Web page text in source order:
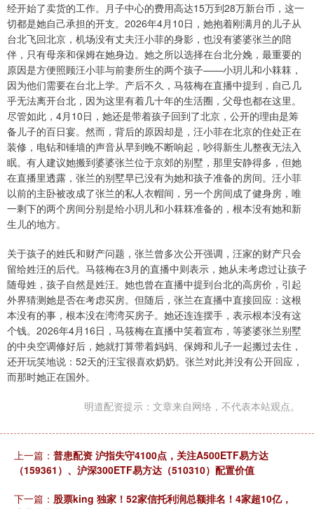
经开始了卖货的工作。月子中心的费用高达15万到28万新台币，这一
切都是她自己承担的开支。2026年4月10日，她抱着刚满月的儿子从
台北飞回北京，机场没有丈夫汪小菲的身影，也没有婆婆张兰的陪
伴，只有母亲和保姆在她身边。她之所以选择在台北分娩，最重要的
原因是方便照顾汪小菲与前妻所生的两个孩子——小玥儿和小箖箖，
因为他们需要在台北上学。产后不久，马筱梅在直播中提到，自己几
乎无法离开台北，因为这里有着几十年的生活圈，父母也都在这里。
尽管如此，4月10日，她还是带着孩子回到了北京，公开的理由是筹
备儿子的百日宴。然而，背后的原因却是，汪小菲在北京的住处正在
装修，电钻和锤墙的声音从早到晚不断响起，吵得新生儿整夜无法入
眠。有人建议她搬到婆婆张兰位于京郊的别墅，那里安静得多，但她
在直播里透露，张兰的别墅早已没有为她和孩子准备的房间。汪小菲
以前的主卧被改成了张兰的私人衣帽间，另一个房间成了健身房，唯
一剩下的两个房间分别是给小玥儿和小箖箖准备的，根本没有她和新
生儿的地方。
关于孩子的姓氏和财产问题，张兰曾多次公开强调，汪家的财产只会
留给姓汪的后代。马筱梅在3月的直播中则表示，她从未考虑过让孩子
随母姓，孩子自然是姓汪。她也曾在直播中提到台北的高房价，引起
外界猜测她是否在考虑买房。但随后，张兰在直播中直接回应：这根
本没有的事，根本没在湾湾买房子。她还连连摆手，表示根本没有这
个钱。2026年4月16日，马筱梅在直播中笑着宣布，等婆婆张兰别墅
的中央空调修好后，她就打算带着妈妈、保姆和儿子一起搬过去住，
还开玩笑地说：52天的汪宝很喜欢奶奶。张兰对此并没有公开回应，
而那时她正在国外。
明道配资提示：文章来自网络，不代表本站观点。
上一篇： 普患配资 沪指失守4100点，关注A500ETF易方达
（159361）、沪深300ETF易方达（510310）配置价值
下一篇： 股票king 独家！52家信托利润总额排名！4家超10亿，